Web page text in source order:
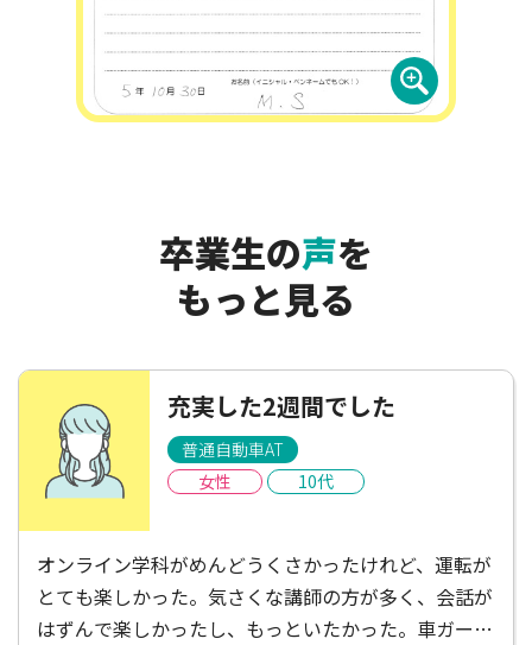
卒業生の声を
もっと見る
充実した2週間でした
普通自動車AT
女性
10代
オンライン学科がめんどうくさかったけれど、運転が
とても楽しかった。気さくな講師の方が多く、会話が
はずんで楽しかったし、もっといたかった。車ガール